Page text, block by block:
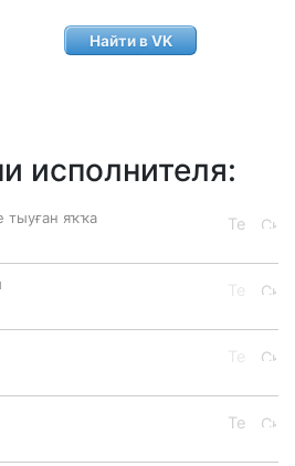
Найти в VK
исполнителя:
тыуған яҡҡа